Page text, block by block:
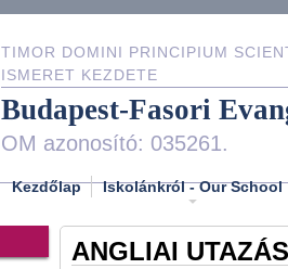
TIMOR DOMINI PRINCIPIUM
ISMERET KEZDETE
Budapest-Fasori
OM azonosító: 035261.
Kezdőlap Iskolánkról - Our School
ANGLIAI